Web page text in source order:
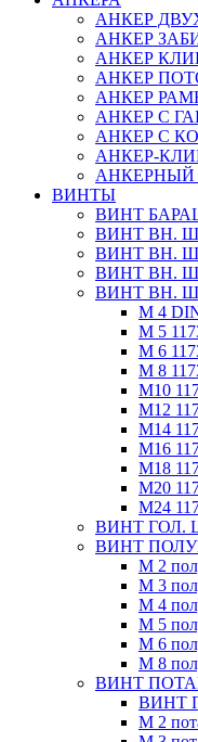
АНКЕР
АНКЕР
АНКЕР
АНКЕР
АНКЕР
АНКЕР С
АНКЕР С
АНКЕР-
АНКЕРНЫЙ
ВИНТЫ
ВИНТ
ВИНТ ВН.
ВИНТ ВН.
ВИНТ ВН.
ВИНТ ВН.
М 4
М 5
М 6
М 8
М10
М12
М14
М16
М18
М20
М24
ВИНТ ГОЛ.
ВИНТ
М 2
М 3
М 4
М 5
М 6
М 8
ВИНТ
ВИНТ
М 2